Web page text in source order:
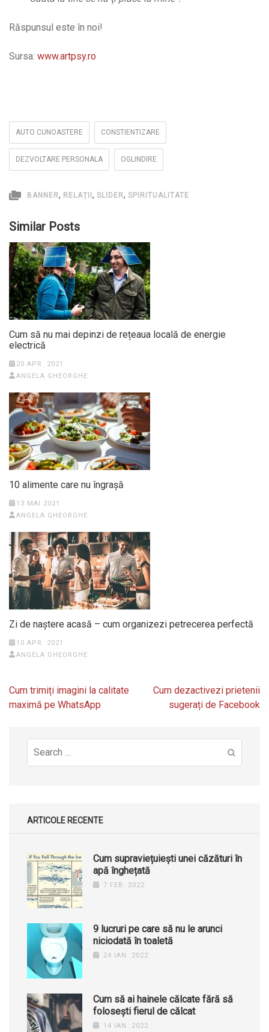
Răspunsul este în noi!
Sursa: www.artpsy.ro
AUTO CUNOASTERE CONSTIENTIZARE
DEZVOLTARE PERSONALA OGLINDIRE
BANNER, RELAȚII, SLIDER, SPIRITUALITATE
Similar Posts
Cum să nu mai depinzi de rețeaua locală de energie
electrică
20 APR. 2021
ANGELA GHEORGHE
10 alimente care nu îngrașă
13 MAI 2021
ANGELA GHEORGHE
Zi de naștere acasă – cum organizezi petrecerea perfectă
10 APR. 2021
ANGELA GHEORGHE
Navigare
în
Cum trimiți imagini la calitate
maximă pe WhatsApp
Cum dezactivezi prietenii
sugerați de Facebook
Search
for:
ARTICOLE RECENTE
Cum supraviețuiești unei căzături în
apă înghețată
7 FEB. 2022
9 lucruri pe care să nu le arunci
niciodată în toaletă
24 IAN. 2022
Cum să ai hainele călcate fără să
folosești fierul de călcat
14 IAN. 2022